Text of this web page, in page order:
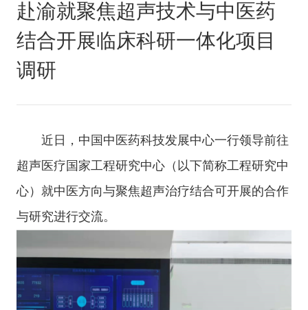
赴渝就聚焦超声技术与中医药
结合开展临床科研一体化项目
调研
近日，中国中医药科技发展中心一行领导前往
超声医疗国家工程研究中心（以下简称工程研究中
心）就中医方向与聚焦超声治疗结合可开展的合作
与研究进行交流。